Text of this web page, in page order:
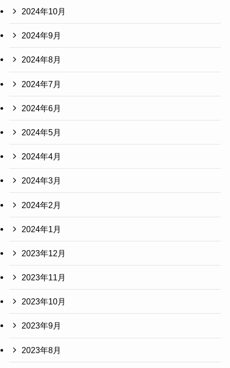
2024年10月
2024年9月
2024年8月
2024年7月
2024年6月
2024年5月
2024年4月
2024年3月
2024年2月
2024年1月
2023年12月
2023年11月
2023年10月
2023年9月
2023年8月